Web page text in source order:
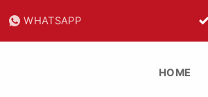
WHATSAPP
25% tijdwinst
HOME